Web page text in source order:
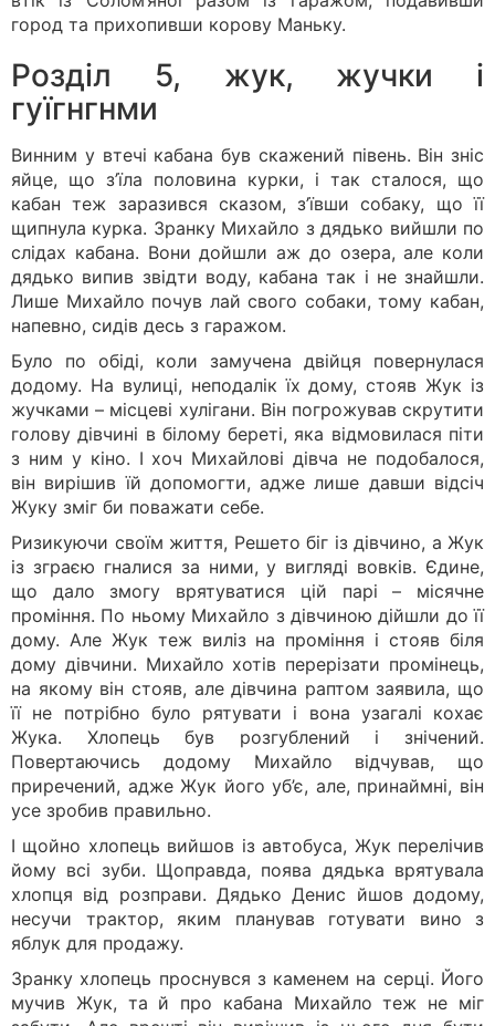
город та прихопивши корову Маньку.
Розділ 5, жук, жучки і
гуїгнгнми
Винним у втечі кабана був скажений півень. Він зніс
яйце, що з’їла половина курки, і так сталося, що
кабан теж заразився сказом, з’ївши собаку, що її
щипнула курка. Зранку Михайло з дядько вийшли по
слідах кабана. Вони дойшли аж до озера, але коли
дядько випив звідти воду, кабана так і не знайшли.
Лише Михайло почув лай свого собаки, тому кабан,
напевно, сидів десь з гаражом.
Було по обіді, коли замучена двійця повернулася
додому. На вулиці, неподалік їх дому, стояв Жук із
жучками – місцеві хулігани. Він погрожував скрутити
голову дівчині в білому береті, яка відмовилася піти
з ним у кіно. І хоч Михайлові дівча не подобалося,
він вирішив їй допомогти, адже лише давши відсіч
Жуку зміг би поважати себе.
Ризикуючи своїм життя, Решето біг із дівчино, а Жук
із зграєю гналися за ними, у вигляді вовків. Єдине,
що дало змогу врятуватися цій парі – місячне
проміння. По ньому Михайло з дівчиною дійшли до її
дому. Але Жук теж виліз на проміння і стояв біля
дому дівчини. Михайло хотів перерізати промінець,
на якому він стояв, але дівчина раптом заявила, що
її не потрібно було рятувати і вона узагалі кохає
Жука. Хлопець був розгублений і знічений.
Повертаючись додому Михайло відчував, що
приречений, адже Жук його уб’є, але, принаймні, він
усе зробив правильно.
І щойно хлопець вийшов із автобуса, Жук перелічив
йому всі зуби. Щоправда, поява дядька врятувала
хлопця від розправи. Дядько Денис йшов додому,
несучи трактор, яким планував готувати вино з
яблук для продажу.
Зранку хлопець проснувся з каменем на серці. Його
мучив Жук, та й про кабана Михайло теж не міг